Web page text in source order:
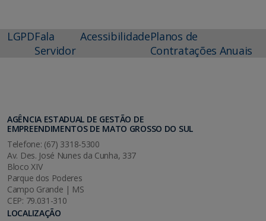
LGPDFala
Servidor
AcessibilidadePlanos de
Contratações Anuais
AGÊNCIA ESTADUAL DE GESTÃO DE
EMPREENDIMENTOS DE MATO GROSSO DO SUL
Telefone: (67) 3318-5300
Av. Des. José Nunes da Cunha, 337
Bloco XIV
Parque dos Poderes
Campo Grande | MS
CEP: 79.031-310
LOCALIZAÇÃO